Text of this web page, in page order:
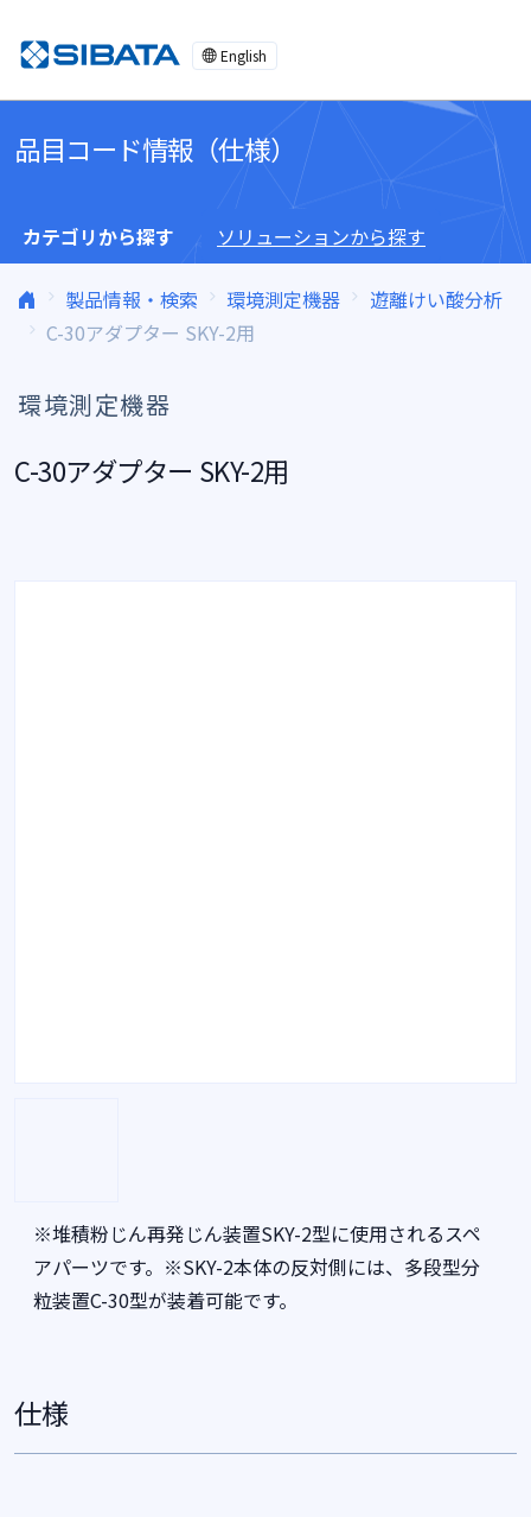
English
品目コード情報（仕様）
カテゴリから探す ソリューションから探す
製品情報・検索 環境測定機器
遊離けい酸分析
C-30アダプター SKY-2用
環境測定機器
C-30アダプター SKY-2用
※堆積粉じん再発じん装置SKY-2型に使用されるスペ
アパーツです。※SKY-2本体の反対側には、多段型分
粒装置C-30型が装着可能です。
仕様